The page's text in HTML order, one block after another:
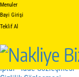
Menuler
Bayi Girişi
Teklif Al
Anasayfa
Hakkımızda
Hakkımızda
Hizmetler
Hizmet Sözleşmesi
İptal - İade Sözleşmesi